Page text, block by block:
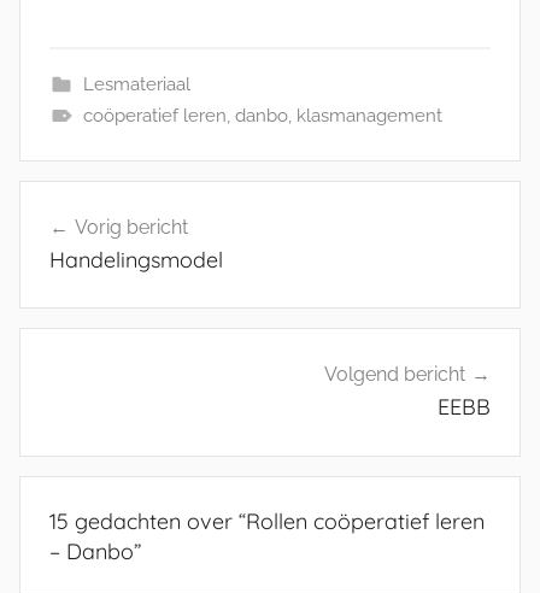
Lesmateriaal
coöperatief leren, danbo, klasmanagement
navigatie
Vorig bericht
Handelingsmodel
Volgend bericht
EEBB
15 gedachten over “Rollen coöperatief leren
– Danbo”